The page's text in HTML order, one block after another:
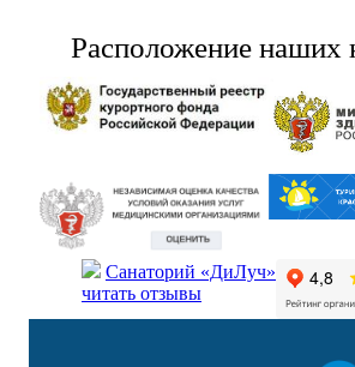
Расположение наших
Санаторий «ДиЛуч»
читать отзывы